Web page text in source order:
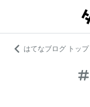
はてなブログ トップ